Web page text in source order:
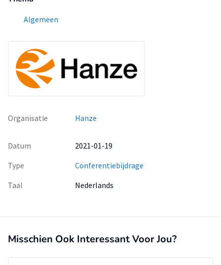
Algemeen
Organisatie Hanze
Datum
2021-01-19
Type
Conferentiebijdrage
Taal
Nederlands
Misschien Ook Interessant Voor Jou?